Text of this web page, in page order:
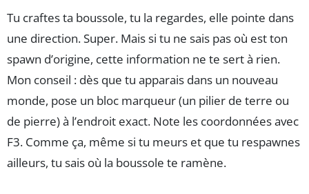
Tu craftes ta boussole, tu la regardes, elle pointe dans
une direction. Super. Mais si tu ne sais pas où est ton
spawn d’origine, cette information ne te sert à rien.
Mon conseil : dès que tu apparais dans un nouveau
monde, pose un bloc marqueur (un pilier de terre ou
de pierre) à l’endroit exact. Note les coordonnées avec
F3. Comme ça, même si tu meurs et que tu respawnes
ailleurs, tu sais où la boussole te ramène.